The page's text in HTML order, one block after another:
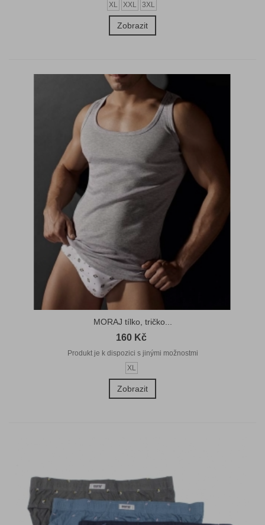
XL
XXL 3XL
Zobrazit
MORAJ tílko, tričko...
160 Kč
Produkt je k dispozici s jinými možnostmi
XL
Zobrazit